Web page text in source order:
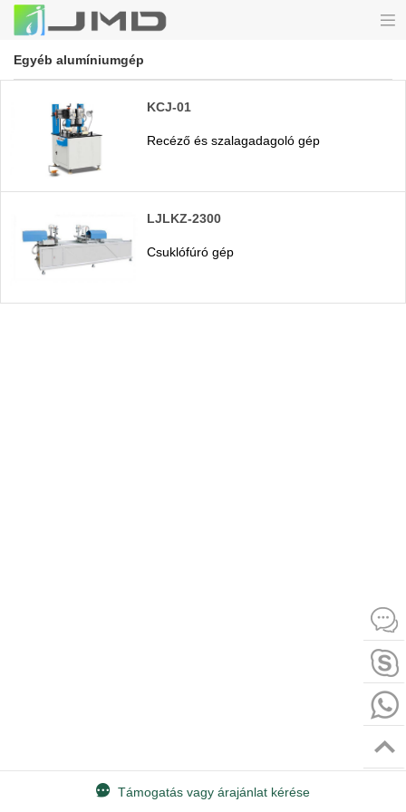
Egyéb alumíniumgép
KCJ-01
Recéző és szalagadagoló gép
LJLKZ-2300
Csuklófúró gép
Támogatás vagy árajánlat kérése